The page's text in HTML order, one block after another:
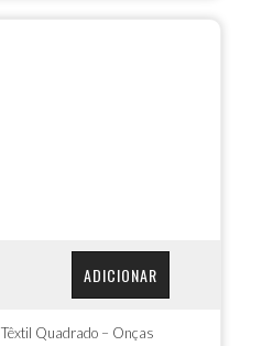
ADICIONAR
Quadrado – Onças